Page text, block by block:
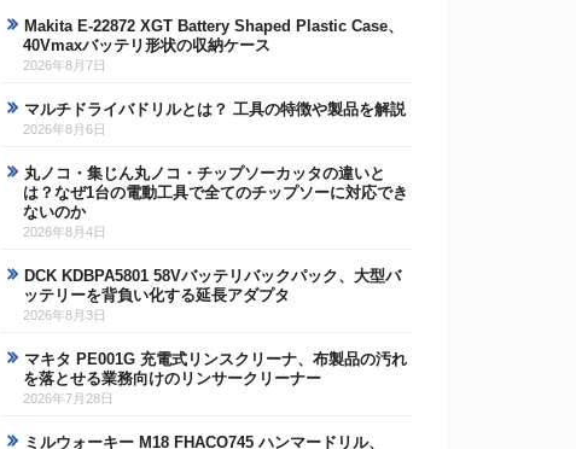
Makita E-22872 XGT Battery Shaped Plastic Case、
40Vmaxバッテリ形状の収納ケース
2026年8月7日
マルチドライバドリルとは？ 工具の特徴や製品を解説
2026年8月6日
丸ノコ・集じん丸ノコ・チップソーカッタの違いと
は？なぜ1台の電動工具で全てのチップソーに対応でき
ないのか
2026年8月4日
DCK KDBPA5801 58Vバッテリバックパック、大型バ
ッテリーを背負い化する延長アダプタ
2026年8月3日
マキタ PE001G 充電式リンスクリーナ、布製品の汚れ
を落とせる業務向けのリンサークリーナー
2026年7月28日
ミルウォーキー M18 FHACO745 ハンマードリル、